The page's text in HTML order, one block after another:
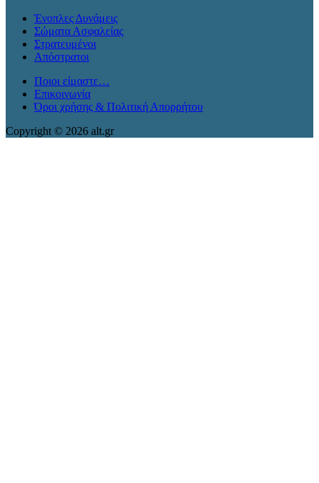
Ένοπλες Δυνάμεις
Σώματα Ασφαλείας
Στρατευμένοι
Απόστρατοι
Ποιοι είμαστε…
Επικοινωνία
Όροι χρήσης & Πολιτική Απορρήτου
Copyright © 2026 alt.gr